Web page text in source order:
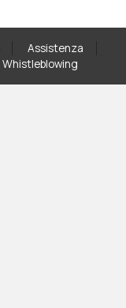
Assistenza
Whistleblowing